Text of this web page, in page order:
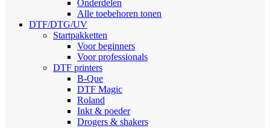
Onderdelen
Alle toebehoren tonen
DTF/DTG/UV
Startpakketten
Voor beginners
Voor professionals
DTF printers
B-Que
DTF Magic
Roland
Inkt & poeder
Drogers & shakers